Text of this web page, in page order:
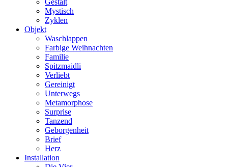
Gestalt
Mystisch
Zyklen
Objekt
Waschlappen
Farbige Weihnachten
Familie
Spitzmaidli
Verliebt
Gereinigt
Unterwegs
Metamorphose
Surprise
Tanzend
Geborgenheit
Brief
Herz
Installation